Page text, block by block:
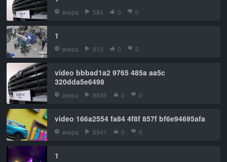
вчера 584 0 0
1
вчера 813 0 0
video bbbad1a2 9765 485a aa5c
320dda5e6498
вчера 8935 0 0
video 166a2554 fa84 4f8f 857f bf6e94695afa
вчера 8941 0 0
1